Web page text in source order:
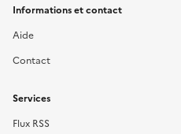
Informations et contact
Aide
Contact
Services
Flux RSS